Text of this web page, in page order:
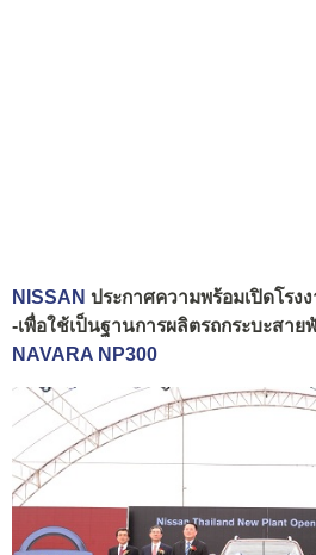
NISSAN ประกาศความพร้อมเปิดโรง
-เพื่อใช้เป็นฐานการผลิตรถกระบะสาย
NAVARA NP300